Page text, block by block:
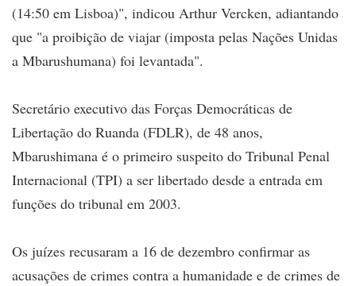
(14:50 em Lisboa)", indicou Arthur Vercken, adiantando
que "a proibição de viajar (imposta pelas Nações Unidas
a Mbarushumana) foi levantada".
Secretário executivo das Forças Democráticas de
Libertação do Ruanda (FDLR), de 48 anos,
Mbarushimana é o primeiro suspeito do Tribunal Penal
Internacional (TPI) a ser libertado desde a entrada em
funções do tribunal em 2003.
Os juízes recusaram a 16 de dezembro confirmar as
acusações de crimes contra a humanidade e de crimes de